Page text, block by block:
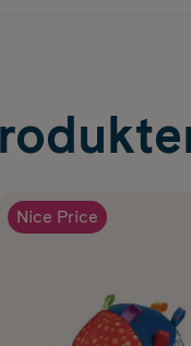
Nice Price